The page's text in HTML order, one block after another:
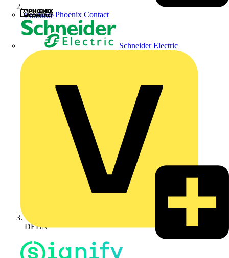
Phoenix Contact
Schneider Electric
Produkte
DEHN